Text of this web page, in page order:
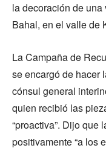
la decoración de
Bahal, en el valle de
La Campaña de
se encargó de hacer
cónsul general
quien recibió las
“proactiva”. Dijo
positivamente “a los